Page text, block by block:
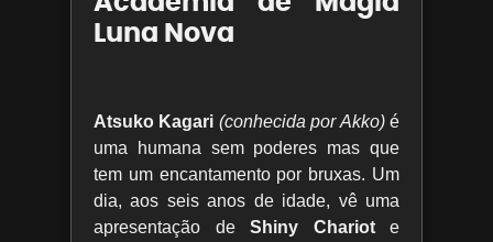
Luna Nova
Atsuko Kagari (conhecida por Akko)é
uma humana sem poderes mas que
tem um encantamento por bruxas. Um
dia, aos seis anos de idade, vê uma
apresentação de Shiny Chariote